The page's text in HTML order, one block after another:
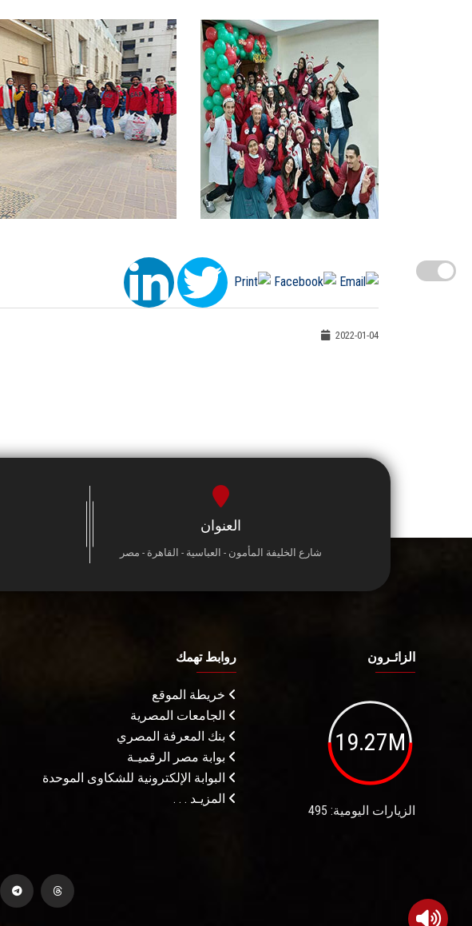
2022-01-04
العنوان
شارع الخليفة المأمون - العباسية - القاهرة - مصر
الزائـرون
19.27M
الزيارات اليومية: 495
روابط تهمك
خريطة الموقع
الجامعات المصرية
بنك المعرفة المصري
بوابة مصر الرقميـة
البوابة الإلكترونية للشكاوى الموحدة
المزيـد . . .